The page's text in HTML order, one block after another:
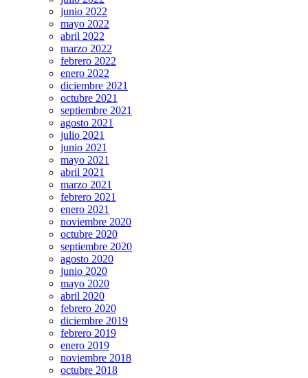
junio 2022
mayo 2022
abril 2022
marzo 2022
febrero 2022
enero 2022
diciembre 2021
octubre 2021
septiembre 2021
agosto 2021
julio 2021
junio 2021
mayo 2021
abril 2021
marzo 2021
febrero 2021
enero 2021
noviembre 2020
octubre 2020
septiembre 2020
agosto 2020
junio 2020
mayo 2020
abril 2020
febrero 2020
diciembre 2019
febrero 2019
enero 2019
noviembre 2018
octubre 2018